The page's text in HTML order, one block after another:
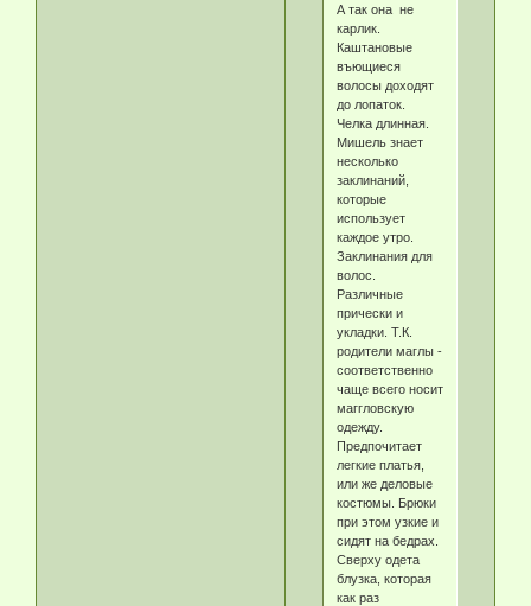
А так она не
карлик.
Каштановые
въющиеся
волосы доходят
до лопаток.
Челка длинная.
Мишель знает
несколько
заклинаний,
которые
использует
каждое утро.
Заклинания для
волос.
Различные
прически и
укладки. Т.К.
родители маглы -
соответственно
чаще всего носит
маггловскую
одежду.
Предпочитает
легкие платья,
или же деловые
костюмы. Брюки
при этом узкие и
сидят на бедрах.
Сверху одета
блузка, которая
как раз